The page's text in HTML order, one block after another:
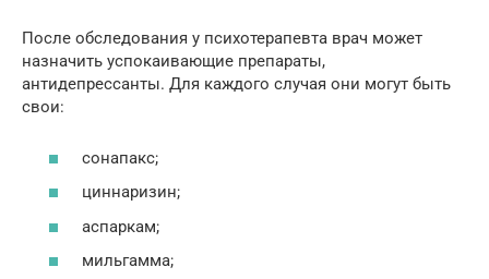
После обследования у психотерапевта врач может
назначить успокаивающие препараты,
антидепрессанты. Для каждого случая они могут быть
свои:
сонапакс;
циннаризин;
аспаркам;
мильгамма;